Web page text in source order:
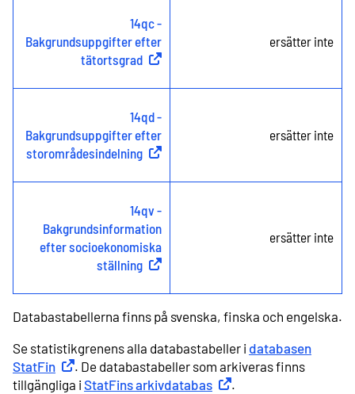
14qc -
Bakgrundsuppgifter efter
tätortsgrad Extern länk
ersätter inte
14qd -
Bakgrundsuppgifter efter
storområdesindelning Extern länk
ersätter inte
14qv -
Bakgrundsinformation
efter socioekonomiska
ställning Extern länk
ersätter inte
Databastabellerna finns på svenska, finska och engelska.
Se statistikgrenens alla databastabeller i databasen
StatFin Extern länk
. De databastabeller som arkiveras finns
tillgängliga i StatFins arkivdatabas Extern länk
.